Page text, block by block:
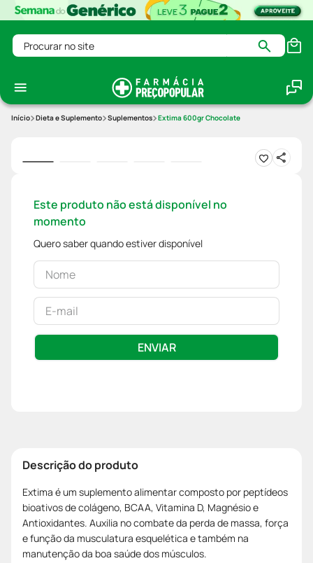
Procurar no site
Dieta e Suplemento Suplementos Extima 600gr Chocolate
Este produto não está disponível no
momento
Quero saber quando estiver disponível
ENVIAR
Descrição do produto
Extima é um suplemento alimentar composto por peptídeos
bioativos de colágeno, BCAA, Vitamina D, Magnésio e
Antioxidantes. Auxilia no combate da perda de massa, força
e função da musculatura esquelética e também na
manutenção da boa saúde dos músculos.